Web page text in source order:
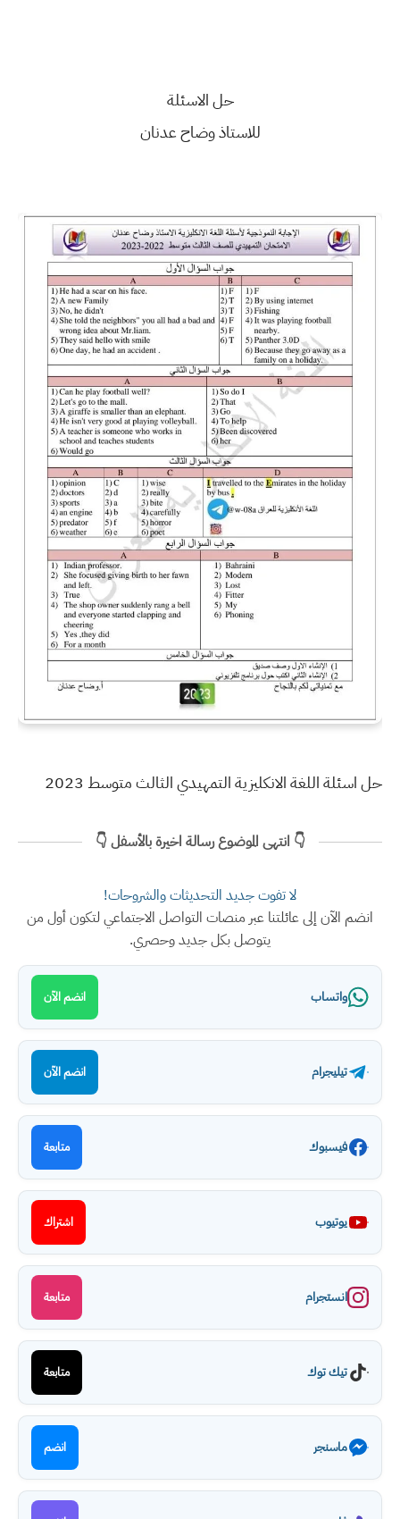
حل الاسئلة
للاستاذ وضاح عدنان
حل اسئلة اللغة الانكليزية التمهيدي الثالث متوسط 2023
👇 انتهى الموضوع رسالة اخيرة بالأسفل 👇
لا تفوت جديد التحديثات والشروحات!
انضم الآن إلى عائلتنا عبر منصات التواصل الاجتماعي لتكون أول من
يتوصل بكل جديد وحصري.
واتساب انضم الآن
تيليجرام انضم الآن
فيسبوك متابعة
يوتيوب اشتراك
انستجرام متابعة
تيك توك متابعة
ماسنجر انضم